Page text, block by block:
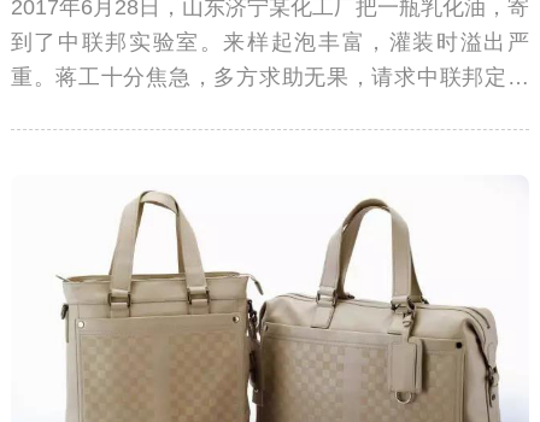
2017年6月28日，山东济宁某化工厂把一瓶乳化油，寄
到了中联邦实验室。来样起泡丰富，灌装时溢出严
重。蒋工十分焦急，多方求助无果，请求中联邦定制